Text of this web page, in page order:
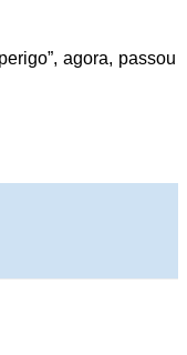
agora, passou